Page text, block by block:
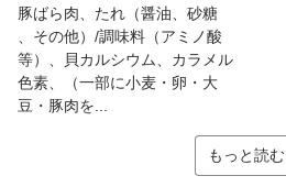
豚ばら肉、たれ（醤油、砂糖
、その他）/調味料（アミノ酸
等）、貝カルシウム、カラメル
色素、（一部に小麦・卵・大
豆・豚肉を...
もっと読む